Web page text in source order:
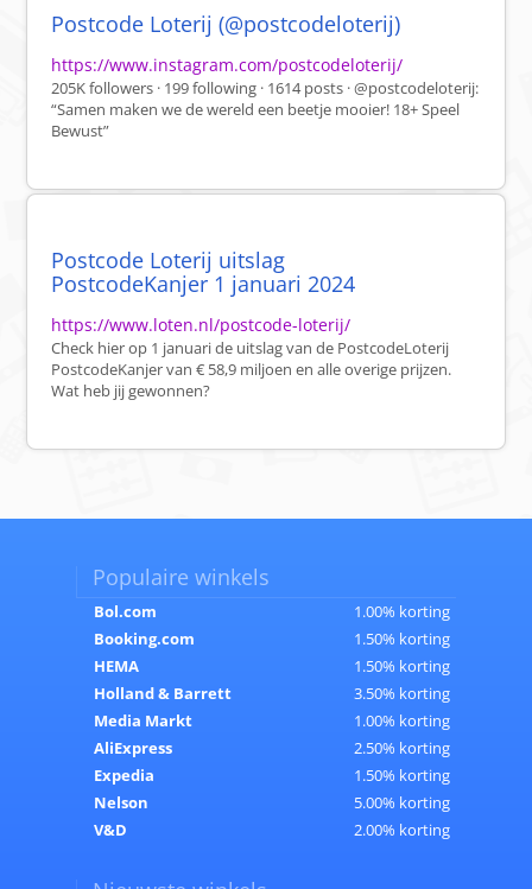
Postcode Loterij (@postcodeloterij)
https://www.instagram.com/postcodeloterij/
205K followers · 199 following · 1614 posts · @postcodeloterij:
“Samen maken we de wereld een beetje mooier! 18+ Speel
Bewust”
Postcode Loterij uitslag
PostcodeKanjer 1 januari 2024
https://www.loten.nl/postcode-loterij/
Check hier op 1 januari de uitslag van de PostcodeLoterij
PostcodeKanjer van € 58,9 miljoen en alle overige prijzen.
Wat heb jij gewonnen?
Populaire winkels
Bol.com
1.00% korting
Booking.com
1.50% korting
HEMA
1.50% korting
Holland & Barrett
3.50% korting
Media Markt
1.00% korting
AliExpress
2.50% korting
Expedia
1.50% korting
Nelson
5.00% korting
V&D
2.00% korting